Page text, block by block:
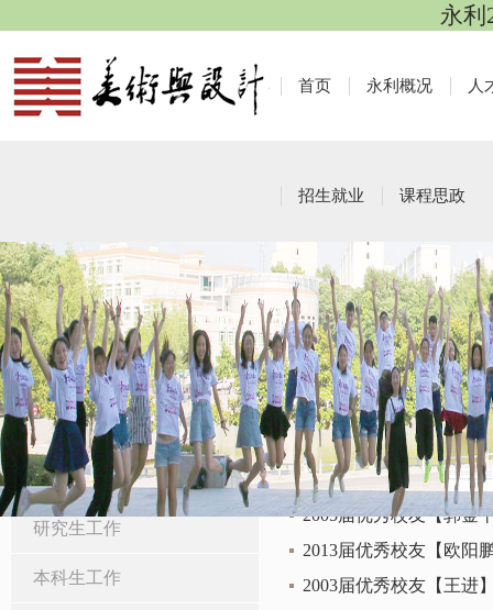
永利
首页 永利概况 人
招生就业 课程思政
栏目导航
研究生工作
本科生工作
优秀校友
2005届优秀校友【郭金
2013届优秀校友【欧阳
2003届优秀校友【王进